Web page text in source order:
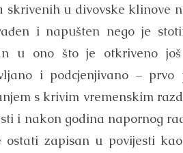
skrivenih u divovske klinove
i napušten nego je
u ono što je otkriveno još
i podcjenjivano –
s krivim vremenskim
i nakon godina napornog
ostati zapisan u povijesti